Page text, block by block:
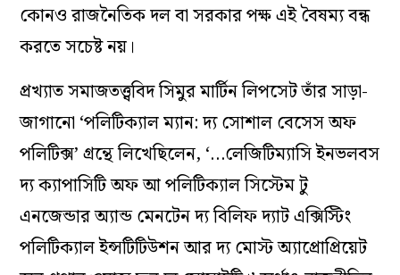
কোনও রাজনৈতিক দল বা সরকার পক্ষ এই বৈষম্য বন্ধ
করতে সচেষ্ট নয়।
প্রখ্যাত সমাজতত্ত্ববিদ সিমুর মার্টিন লিপসেট তাঁর সাড়া-
জাগানো ‘পলিটিক্যাল ম্যান: দ্য সোশাল বেসেস অফ
পলিটিক্স’ গ্রন্থে লিখেছিলেন, ‘…লেজিটিম্যাসি ইনভলবস
দ্য ক্যাপাসিটি অফ আ পলিটিক্যাল সিস্টেম টু
এনজেন্ডার অ্যান্ড মেনটেন দ্য বিলিফ দ্যাট এক্সিস্টিং
পলিটিক্যাল ইন্সটিটিউশন আর দ্য মোস্ট অ্যাপ্রোপ্রিয়েট